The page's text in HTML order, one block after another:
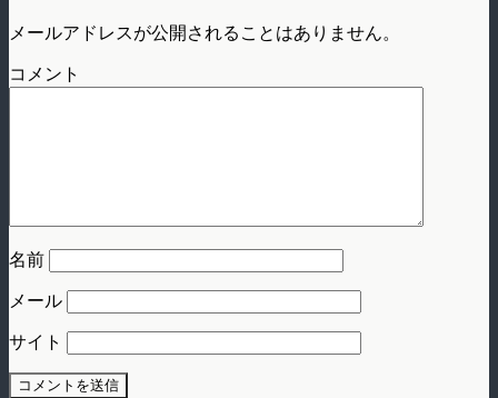
メールアドレスが公開されることはありません。
コメント
名前
メール
サイト